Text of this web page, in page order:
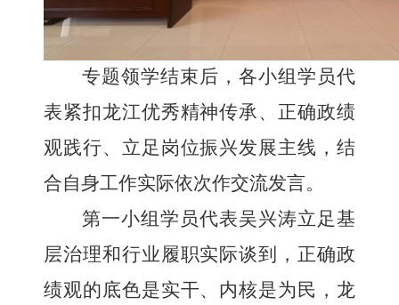
专题领学结束后，各小组学员代
表紧扣龙江优秀精神传承、正确政绩
观践行、立足岗位振兴发展主线，结
合自身工作实际依次作交流发言。
第一小组学员代表吴兴涛立足基
层治理和行业履职实际谈到，正确政
绩观的底色是实干、内核是为民，龙